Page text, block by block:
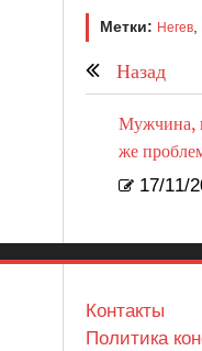
Метки: Негев,
Назад
Мужчина,
же
17/11/
Контакты
Политика